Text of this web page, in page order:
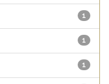
1
1
1